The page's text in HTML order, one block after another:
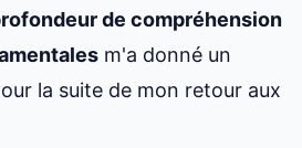
de compréhension
m'a donné un
la suite de mon retour aux